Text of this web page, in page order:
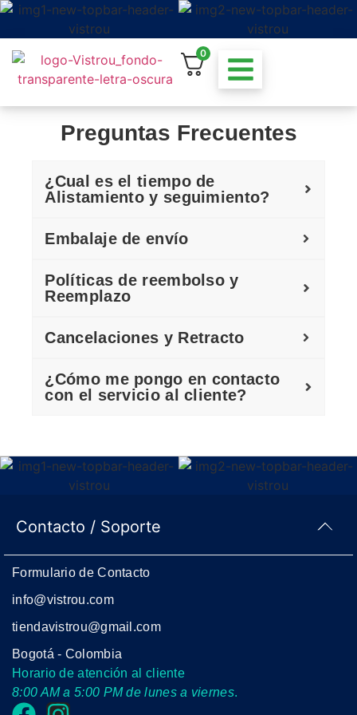
0
Preguntas Frecuentes
¿Cual es el tiempo de
Alistamiento y seguimiento?
Embalaje de envío
Políticas de reembolso y
Reemplazo
Cancelaciones y Retracto
¿Cómo me pongo en contacto
con el servicio al cliente?
Contacto / Soporte
Formulario de Contacto
info@vistrou.com
tiendavistrou@gmail.com
Bogotá - Colombia
Horario de atención al cliente
8:00 AM a 5:00 PM de lunes a viernes.